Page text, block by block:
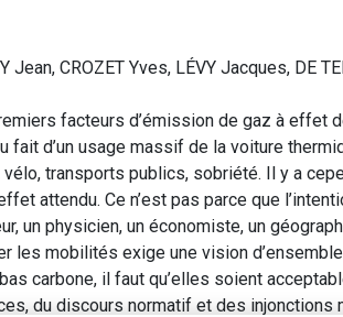
Jean, CROZET Yves, LÉVY Jacques, DE
facteurs d’émission de gaz à effet
fait d’un usage massif de la voiture
transports publics, sobriété. Il y a
attendu. Ce n’est pas parce que
un physicien, un économiste, un
les mobilités exige une vision
carbone, il faut qu’elles soient
du discours normatif et des injonctions